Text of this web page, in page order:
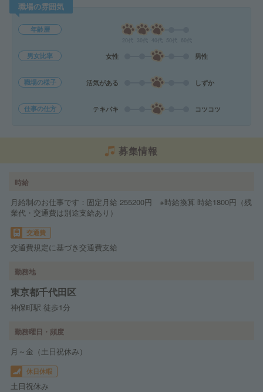
職場の雰囲気
年齢層
男女比率 女性 男性
職場の様子 活気がある しずか
仕事の仕方 テキパキ コツコツ
募集情報
時給
月給制のお仕事です：固定月給 255200円 ※時給換算 時給1800円（残
業代・交通費は別途支給あり）
交通費
交通費規定に基づき交通費支給
勤務地
東京都千代田区
神保町駅 徒歩1分
勤務曜日・頻度
月～金（土日祝休み）
休日休暇
土日祝休み